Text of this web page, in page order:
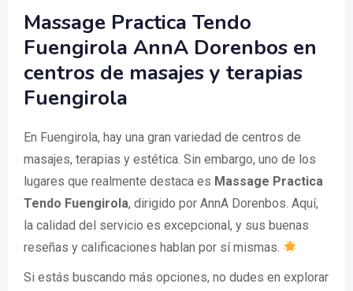
Massage Practica Tendo
Fuengirola AnnA Dorenbos en
centros de masajes y terapias
Fuengirola
En Fuengirola, hay una gran variedad de centros de
masajes, terapias y estética. Sin embargo, uno de los
lugares que realmente destaca es Massage Practica
Tendo Fuengirola, dirigido por AnnA Dorenbos. Aquí,
la calidad del servicio es excepcional, y sus buenas
reseñas y calificaciones hablan por sí mismas.
Si estás buscando más opciones, no dudes en explorar